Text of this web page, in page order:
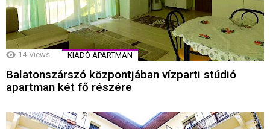
14 Views KIADÓ APARTMAN
Balatonszárszó központjában vízparti stúdió
apartman két fő részére